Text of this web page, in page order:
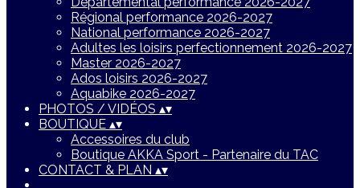
Régional performance 2026-2027
National performance 2026-2027
Adultes les loisirs perfectionnement 2026-2027
Master 2026-2027
Ados loisirs 2026-2027
Aquabike 2026-2027
PHOTOS / VIDÉOS ▴▾
BOUTIQUE ▴▾
Accessoires du club
Boutique AKKA Sport - Partenaire du TAC
CONTACT & PLAN ▴▾